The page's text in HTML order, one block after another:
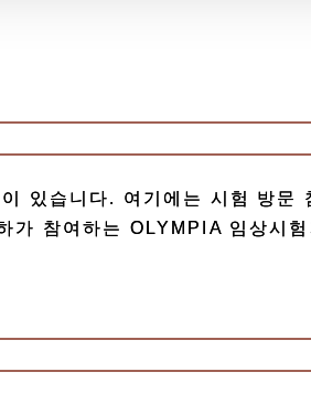
있습니다. 여기에는 시험 방문
가 참여하는 OLYMPIA 임상시